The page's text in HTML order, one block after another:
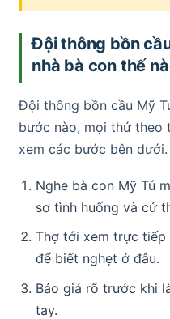
Đội thông bồn
nhà bà con thế
Đội thông bồn cầu Mỹ
bước nào, mọi thứ theo
xem các bước bên dưới.
Nghe bà con Mỹ Tú
sơ tình huống và cử
Thợ tới xem trực tiếp
để biết nghẹt ở đâu.
Báo giá rõ trước khi
tay.